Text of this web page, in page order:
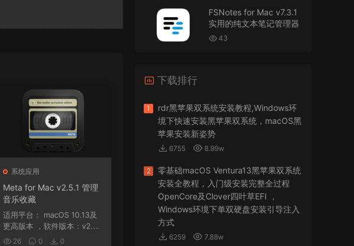
系统应用
Meta for Mac v2.5.1 管理
音乐收藏
适用平台： macOS 10.13及
更高版本 ，软件版本：v2.2.
2,ARM, x86 (64-bit...
26 0 0
Tahoe 26官方原版系统Windows110环境下
VMware Workstation 17 Pro虚拟机黑苹果双系统
安装unlocker解锁补丁
怎么安装？
来源： PDFify for Mac v5.0 专业的PDF处理软件
imacos.top • 2026-07-19
来源： Adobe Photoshop 2026 for Mac v27.8.0
专业的图片处理软件
FSNotes for Mac v7.3.1
实用的纯文本笔记管理器
43
下载排行
1
rdr黑苹果双系统安装教程,Windows环
境下快速安装黑苹果双系统，macOS黑
苹果安装新姿势
6755 8.99w
2
零基础macOS Ventura13黑苹果双系统
安装全教程，入门级安装完整全过程
OpenCore及Clover四叶草EFI ，
Windows环境下单双硬盘安装引导注入
方式
6259 7.88w